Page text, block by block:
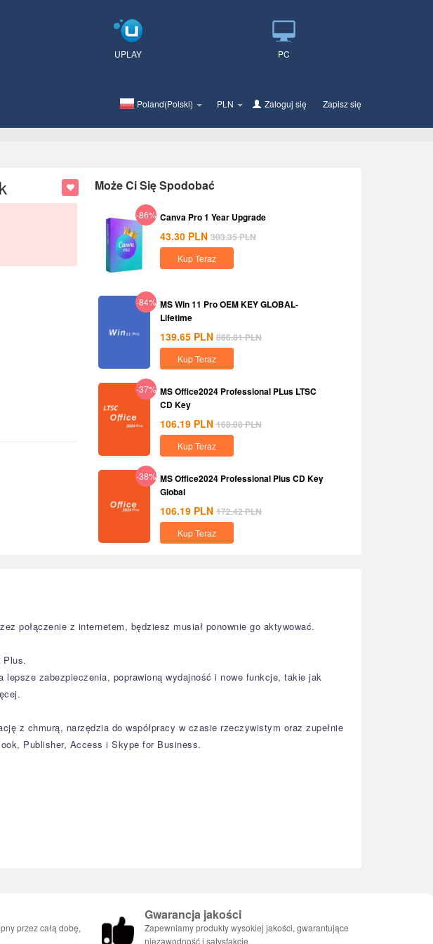
UPLAY PC
Poland(Polski) PLN Zaloguj się Zapisz się
Może Ci Się Spodobać
-86% Canva Pro 1 Year Upgrade
43.30 PLN 303.35PLN
Kup Teraz
-84% MS Win 11 Pro OEM KEY GLOBAL-
Lifetime
139.65 PLN 866.81PLN
Kup Teraz
-37% MS Office2024 Professional PLus LTSC
CD Key
106.19 PLN 168.08PLN
Kup Teraz
-38% MS Office2024 Professional Plus CD Key
Global
106.19 PLN 172.42PLN
Kup Teraz
połączenie z internetem, będziesz musiał ponownie go aktywować.
Plus.
zabezpieczenia, poprawioną wydajność i nowe funkcje, takie jak
z chmurą, narzędzia do współpracy w czasie rzeczywistym oraz zupełnie
Publisher, Access i Skype for Business.
przez całą dobę,
Gwarancja jakości
Zapewniamy produkty wysokiej jakości, gwarantujące
niezawodność i satysfakcję.